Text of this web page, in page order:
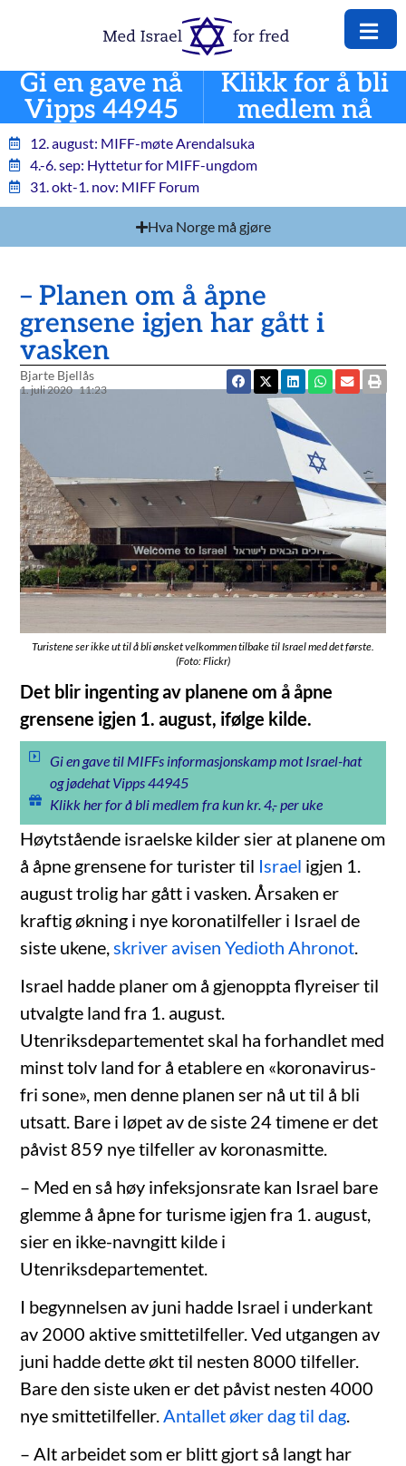
Gi en gave nå
Vipps 44945
Klikk for å bli
medlem nå
12. august: MIFF-møte Arendalsuka
4.-6. sep: Hyttetur for MIFF-ungdom
31. okt-1. nov: MIFF Forum
Hva Norge må gjøre
– Planen om å åpne
grensene igjen har gått i
vasken
Bjarte Bjellås
1. juli 2020 11:23
Turistene ser ikke ut til å bli ønsket velkommen tilbake til Israel med det første.
(Foto: Flickr)
Det blir ingenting av planene om å åpne
grensene igjen 1. august, ifølge kilde.
Gi en gave til MIFFs informasjonskamp mot Israel-hat
og jødehat Vipps 44945
Klikk her for å bli medlem fra kun kr. 4,- per uke
Høytstående israelske kilder sier at planene om
å åpne grensene for turister til Israel igjen 1.
august trolig har gått i vasken. Årsaken er
kraftig økning i nye koronatilfeller i Israel de
siste ukene,skriver avisen Yedioth Ahronot.
Israel hadde planer om å gjenoppta flyreiser til
utvalgte land fra 1. august.
Utenriksdepartementet skal ha forhandlet med
minst tolv land for å etablere en «koronavirus-
fri sone», men denne planen ser nå ut til å bli
utsatt. Bare i løpet av de siste 24 timene er det
påvist 859 nye tilfeller av koronasmitte.
– Med en så høy infeksjonsrate kan Israel bare
glemme å åpne for turisme igjen fra 1. august,
sier en ikke-navngitt kilde i
Utenriksdepartementet.
I begynnelsen av juni hadde Israel i underkant
av 2000 aktive smittetilfeller. Ved utgangen av
juni hadde dette økt til nesten 8000 tilfeller.
Bare den siste uken er det påvist nesten 4000
nye smittetilfeller.Antallet øker dag til dag.
– Alt arbeidet som er blitt gjort så langt har